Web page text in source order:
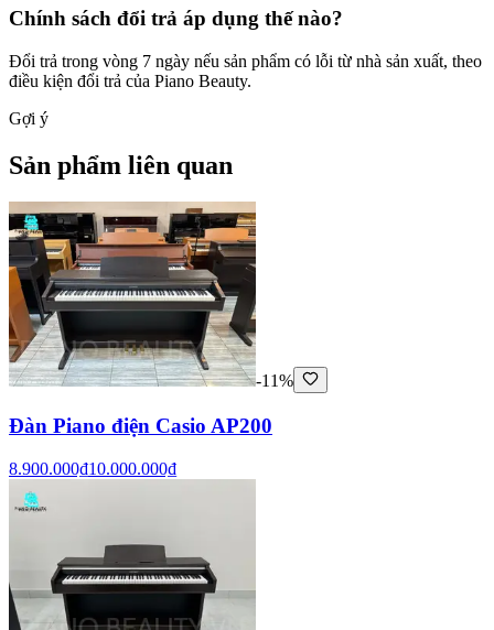
Chính sách đổi trả áp dụng thế nào?
Đổi trả trong vòng 7 ngày nếu sản phẩm có lỗi từ nhà sản xuất, theo
điều kiện đổi trả của Piano Beauty.
Gợi ý
Sản phẩm liên quan
-11%
Đàn Piano điện Casio AP200
8.900.000₫10.000.000₫